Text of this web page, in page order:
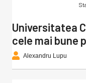
Universitatea
cele mai bune
Alexandru Lupu